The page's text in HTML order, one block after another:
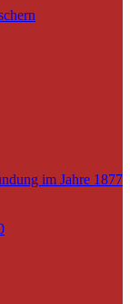
im Jahre 1877